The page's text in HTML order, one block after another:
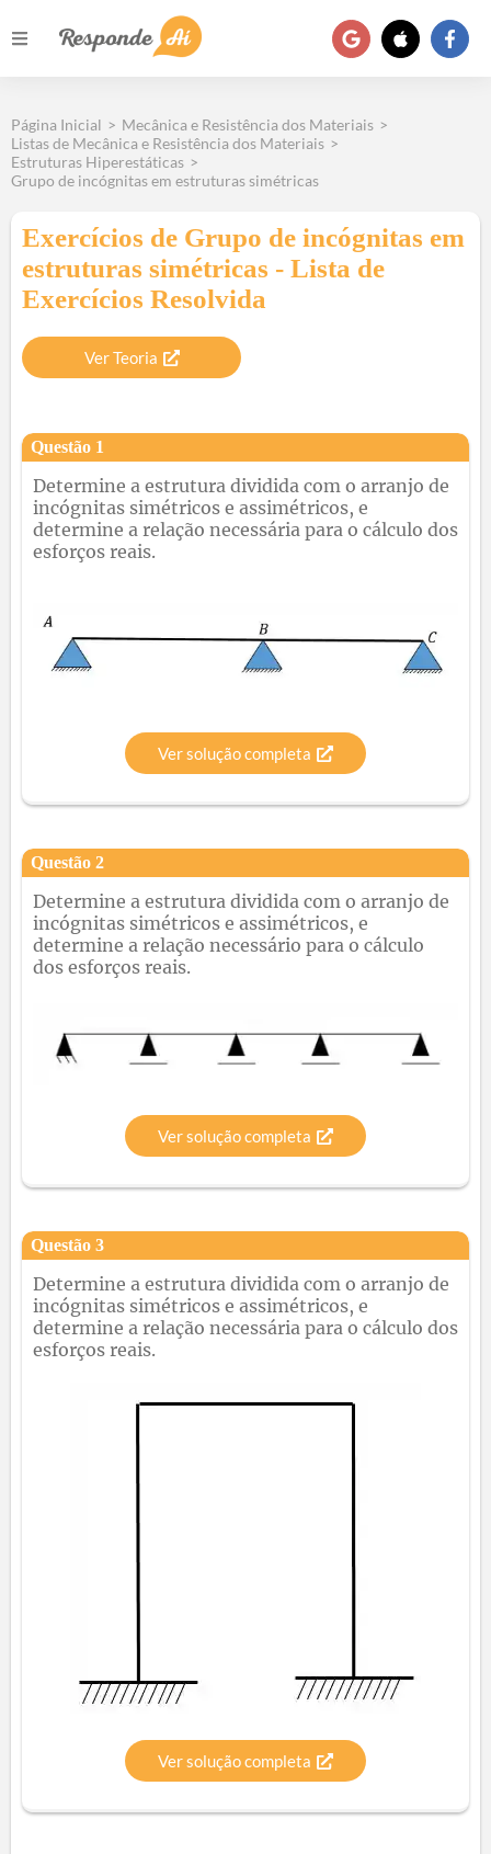
Página Inicial > Mecânica e Resistência dos Materiais >
Listas de Mecânica e Resistência dos Materiais >
Estruturas Hiperestáticas >
Grupo de incógnitas em estruturas simétricas
Exercícios de Grupo de incógnitas em
estruturas simétricas - Lista de
Exercícios Resolvida
Ver Teoria
Questão 1
Determine a estrutura dividida com o arranjo de
incógnitas simétricos e assimétricos, e
determine a relação necessária para o cálculo dos
esforços reais.
Ver solução completa
Questão 2
Determine a estrutura dividida com o arranjo de
incógnitas simétricos e assimétricos, e
determine a relação necessário para o cálculo
dos esforços reais.
Ver solução completa
Questão 3
Determine a estrutura dividida com o arranjo de
incógnitas simétricos e assimétricos, e
determine a relação necessária para o cálculo dos
esforços reais.
Ver solução completa